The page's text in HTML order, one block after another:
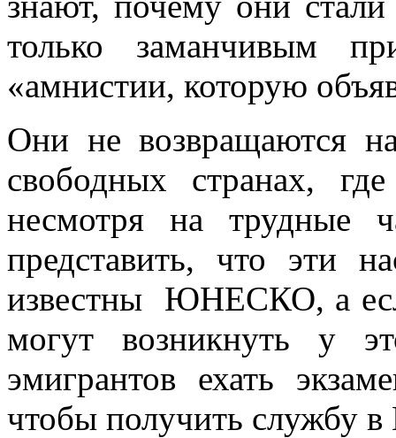
только заманчивым
«амнистии, которую
Они не возвращаются
свободных странах,
несмотря на трудные
представить, что эти
известны ЮНЕСКО, а
могут возникнуть у
эмигрантов ехать
чтобы получить службу